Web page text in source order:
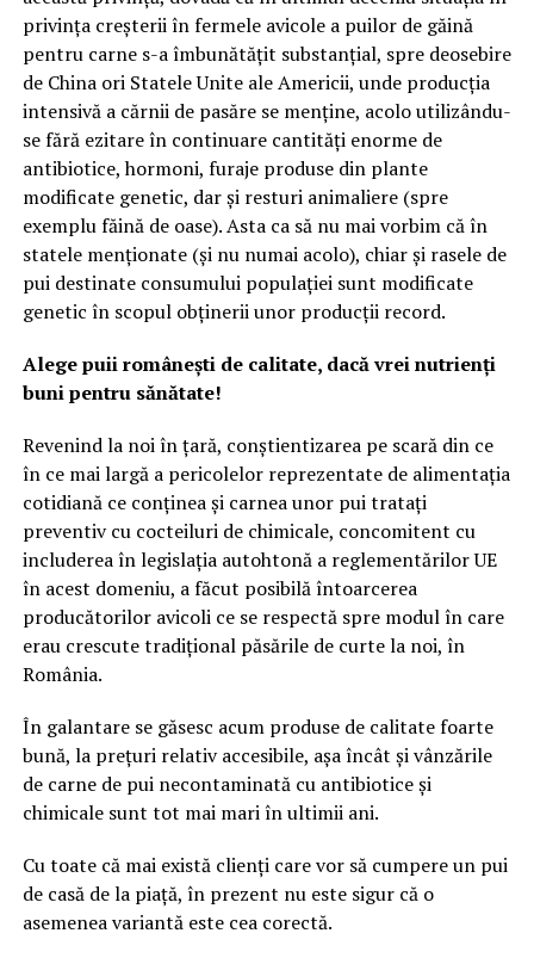
privința creșterii în fermele avicole a puilor de găină
pentru carne s-a îmbunătățit substanțial, spre deosebire
de China ori Statele Unite ale Americii, unde producția
intensivă a cărnii de pasăre se menține, acolo utilizându-
se fără ezitare în continuare cantități enorme de
antibiotice, hormoni, furaje produse din plante
modificate genetic, dar și resturi animaliere (spre
exemplu făină de oase). Asta ca să nu mai vorbim că în
statele menționate (și nu numai acolo), chiar și rasele de
pui destinate consumului populației sunt modificate
genetic în scopul obținerii unor producții record.
Alege puii românești de calitate, dacă vrei nutrienți
buni pentru sănătate!
Revenind la noi în țară, conștientizarea pe scară din ce
în ce mai largă a pericolelor reprezentate de alimentația
cotidiană ce conținea și carnea unor pui tratați
preventiv cu cocteiluri de chimicale, concomitent cu
includerea în legislația autohtonă a reglementărilor UE
în acest domeniu, a făcut posibilă întoarcerea
producătorilor avicoli ce se respectă spre modul în care
erau crescute tradițional păsările de curte la noi, în
România.
În galantare se găsesc acum produse de calitate foarte
bună, la prețuri relativ accesibile, așa încât și vânzările
de carne de pui necontaminată cu antibiotice și
chimicale sunt tot mai mari în ultimii ani.
Cu toate că mai există clienți care vor să cumpere un pui
de casă de la piață, în prezent nu este sigur că o
asemenea variantă este cea corectă.